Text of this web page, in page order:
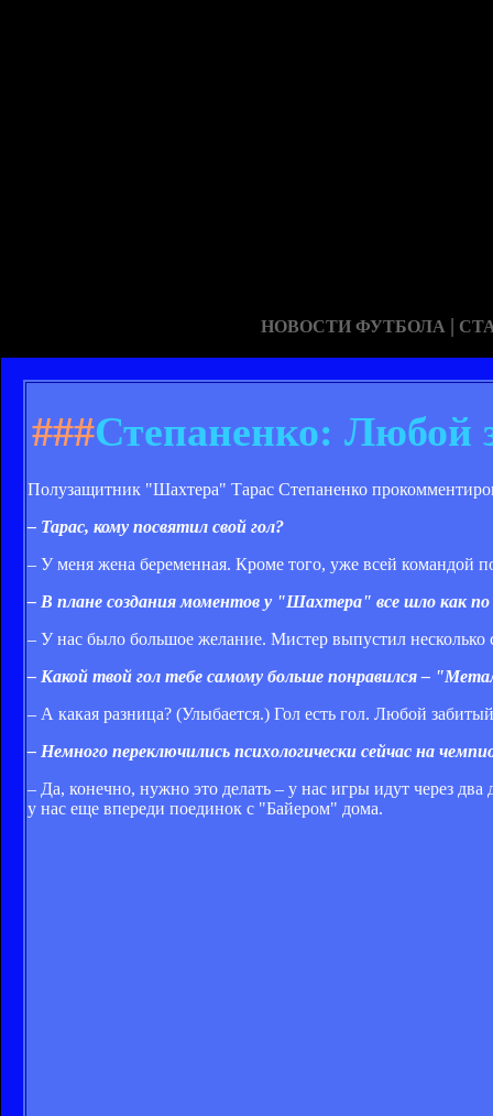
НОВОСТИ ФУТБОЛА |
###Степаненко: Любой
Полузащитник "Шахтера" Тарас Степаненко
– Тарас, кому посвятил свой гол?
– У меня жена беременная. Кроме того, уже всей командой
– В плане создания моментов у "Шахтера" все шло как по
– У нас было большое желание. Мистер выпустил несколько
– Какой твой гол тебе самому больше понравился –
– А какая разница? (Улыбается.) Гол есть гол. Любой
– Немного переключились психологически сейчас на
– Да, конечно, нужно это делать – у нас игры идут через
у нас еще впереди поединок с "Байером" дома.